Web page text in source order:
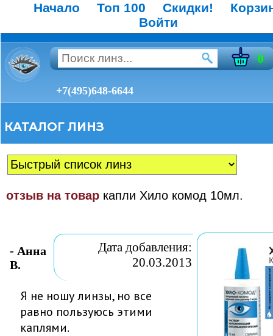
Начало Топ 100 Скидки!
Войти
0
+7(495)648-6644
КАТАЛОГ ЛИНЗ
отзыв на товар капли Хило комод 10мл.
- Анна
В.
Дата добавления:
20.03.2013
Я не ношу линзы, но все
равно пользуюсь этими
каплями.